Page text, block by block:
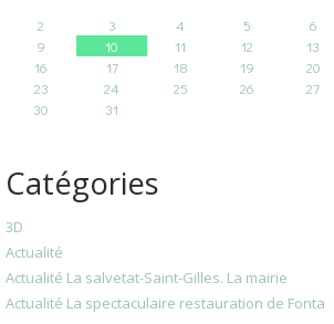
2
3 4 5 6
9
10 11 12 13
16
17 18 19 20
23
24 25 26 27
30
31
Catégories
3D
Actualité
Actualité La salvetat-Saint-Gilles. La mairie
Actualité La spectaculaire restauration de Fonta